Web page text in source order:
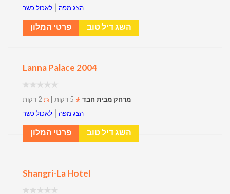
הצג מפה | לאכול כשר
פרטי המלון השג דיל טוב
Lanna Palace 2004
מרחק מבית חבד
הצג מפה | לאכול כשר
פרטי המלון השג דיל טוב
Shangri-La Hotel